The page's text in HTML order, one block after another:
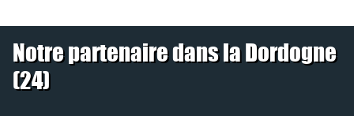
Notre partenaire dans la Dordogne
(24)